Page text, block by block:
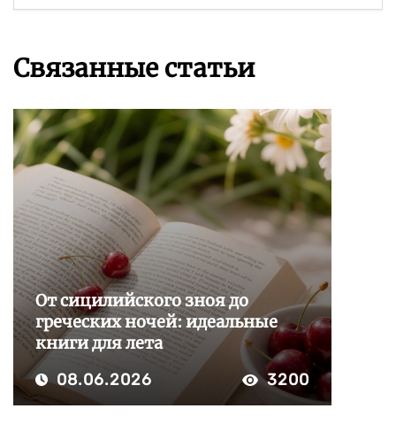
Связанные статьи
От сицилийского зноя до
греческих ночей: идеальные
книги для лета
08.06.2026 3200